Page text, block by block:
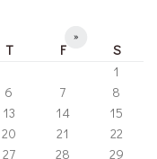
»
T F
S
1
6 7
8
13 14
15
20 21
22
27 28
29